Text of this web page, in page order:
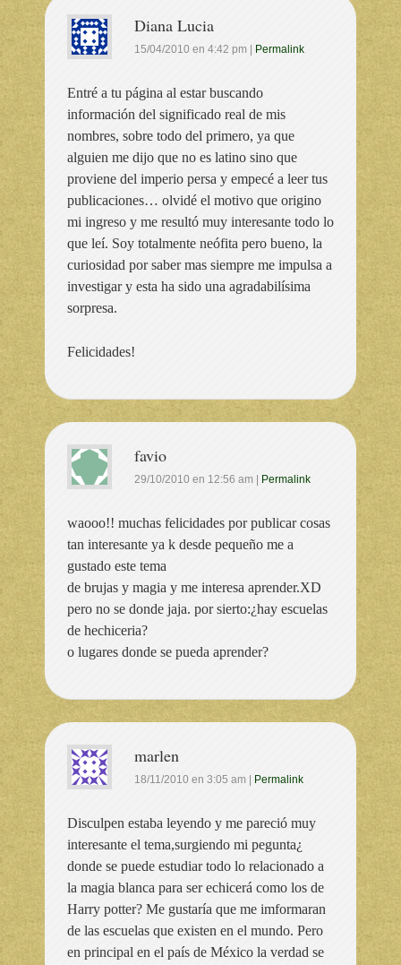
Diana Lucia
15/04/2010 en 4:42 pm Permalink
Entré a tu página al estar buscando
información del significado real de mis
nombres, sobre todo del primero, ya que
alguien me dijo que no es latino sino que
proviene del imperio persa y empecé a leer tus
publicaciones… olvidé el motivo que origino
mi ingreso y me resultó muy interesante todo lo
que leí. Soy totalmente neófita pero bueno, la
curiosidad por saber mas siempre me impulsa a
investigar y esta ha sido una agradabilísima
sorpresa.
Felicidades!
favio
29/10/2010 en 12:56 am Permalink
waooo!! muchas felicidades por publicar cosas
tan interesante ya k desde pequeño me a
gustado este tema
de brujas y magia y me interesa aprender.XD
pero no se donde jaja. por sierto:¿hay escuelas
de hechiceria?
o lugares donde se pueda aprender?
marlen
18/11/2010 en 3:05 am Permalink
Disculpen estaba leyendo y me pareció muy
interesante el tema,surgiendo mi pegunta¿
donde se puede estudiar todo lo relacionado a
la magia blanca para ser echicerá como los de
Harry potter? Me gustaría que me imformaran
de las escuelas que existen en el mundo. Pero
en principal en el país de México la verdad se